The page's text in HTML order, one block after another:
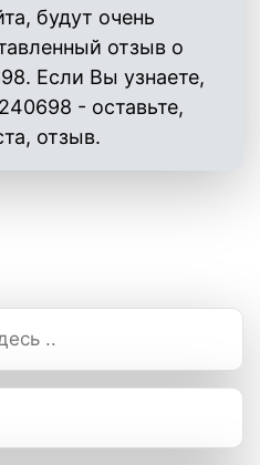
будут очень
отзыв о
Если Вы узнаете,
- оставьте,
отзыв.